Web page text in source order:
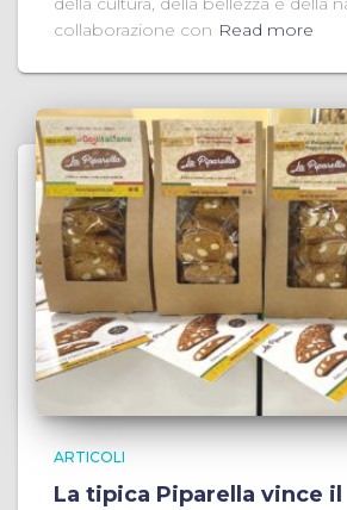
collaborazione con Read more
ARTICOLI
La tipica Piparella vince il